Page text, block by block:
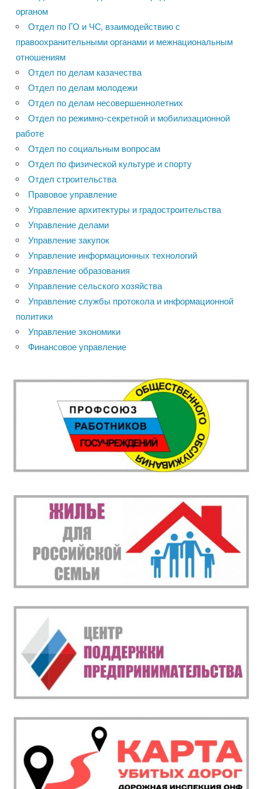
органом
Отдел по ГО и ЧС, взаимодействию с
правоохранительными органами и межнациональным
отношениям
Отдел по делам казачества
Отдел по делам молодежи
Отдел по делам несовершеннолетних
Отдел по режимно-секретной и мобилизационной
работе
Отдел по социальным вопросам
Отдел по физической культуре и спорту
Отдел строительства
Правовое управление
Управление архитектуры и градостроительства
Управление делами
Управление закупок
Управление информационных технологий
Управление образования
Управление сельского хозяйства
Управление службы протокола и информационной
политики
Управление экономики
Финансовое управление